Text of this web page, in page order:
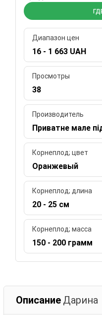
Диапазон цен
16 - 1 663 UAH
Просмотры
38
Производитель
Приватне мале
Корнеплод; цвет
Оранжевый
Корнеплод; длина
20 - 25 см
Корнеплод; масса
150 - 200 грамм
Описание Дарина